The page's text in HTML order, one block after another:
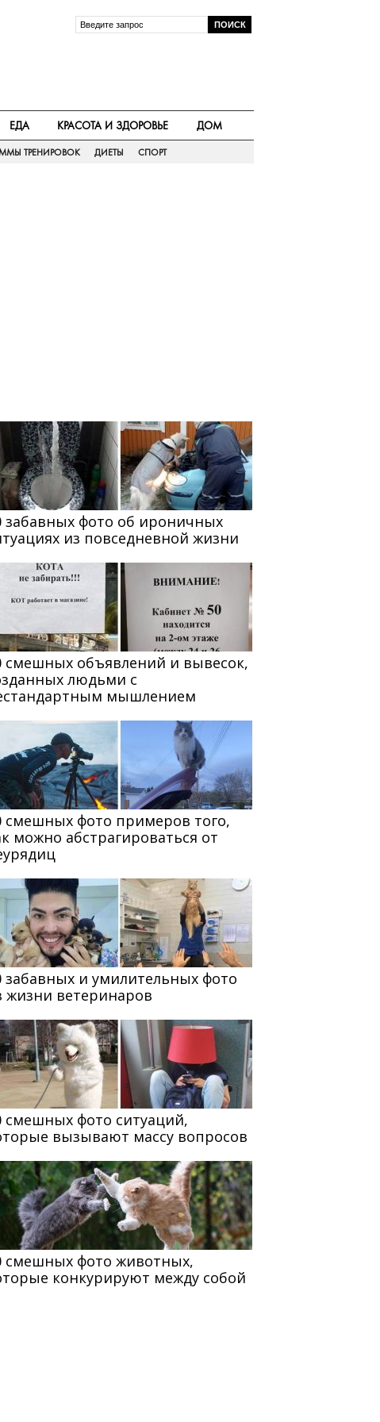
ЕДА КРАСОТА И ЗДОРОВЬЕ ДОМ
ТРЕНИРОВОК ДИЕТЫ СПОРТ
забавных фото об ироничных
из повседневной жизни
смешных объявлений и вывесок,
людьми с
мышлением
смешных фото примеров того,
можно абстрагироваться от
забавных и умилительных фото
жизни ветеринаров
смешных фото ситуаций,
вызывают массу вопросов
смешных фото животных,
конкурируют между собой